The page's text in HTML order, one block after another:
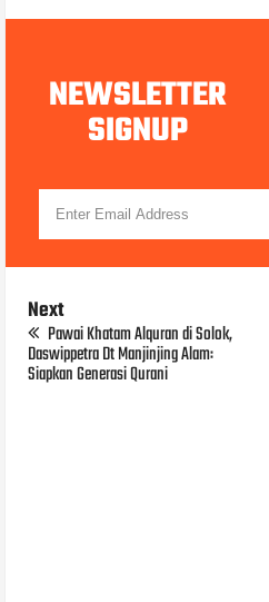
NEWSLETTER
SIGNUP
Next
Pawai Khatam Alquran di Solok,
Daswippetra Dt Manjinjing Alam:
Siapkan Generasi Qurani